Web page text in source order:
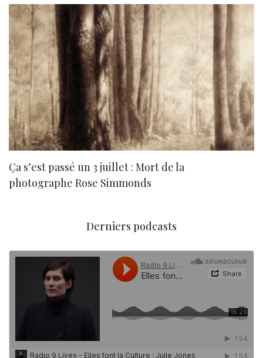
Ça s’est passé un 3 juillet : Mort de la
photographe Rose Simmonds
Derniers podcasts